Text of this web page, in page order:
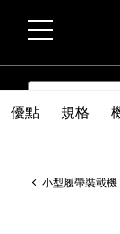
SEARCH
小型履帶裝載機
優點 規格